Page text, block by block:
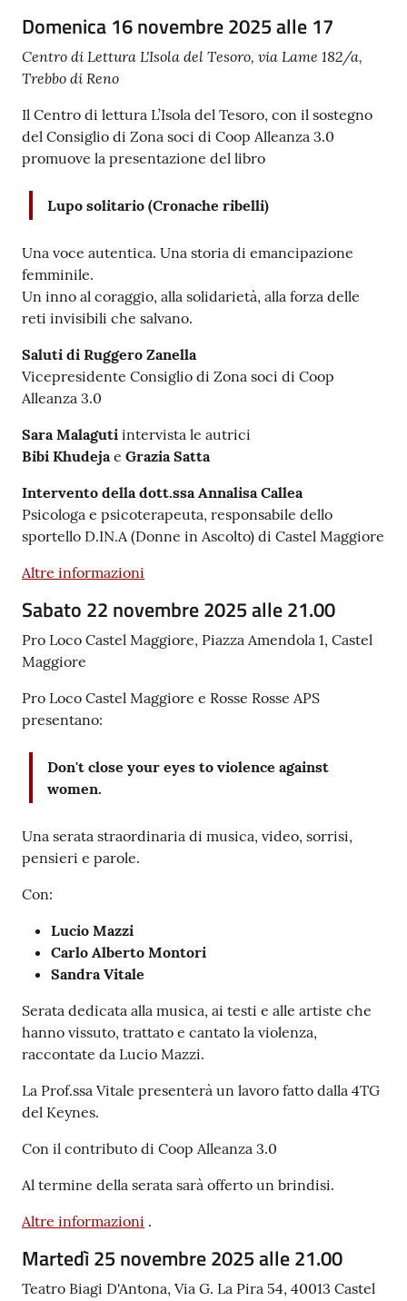
Domenica 16 novembre 2025 alle 17
Centro di Lettura L'Isola del Tesoro, via Lame 182/a,
Trebbo di Reno
Il Centro di lettura L’Isola del Tesoro, con il sostegno
del Consiglio di Zona soci di Coop Alleanza 3.0
promuove la presentazione del libro
Lupo solitario (Cronache ribelli)
Una voce autentica. Una storia di emancipazione
femminile.
Un inno al coraggio, alla solidarietà, alla forza delle
reti invisibili che salvano.
Saluti di Ruggero Zanella
Vicepresidente Consiglio di Zona soci di Coop
Alleanza 3.0
Sara Malaguti intervista le autrici
Bibi Khudejae Grazia Satta
Intervento della dott.ssa Annalisa Callea
Psicologa e psicoterapeuta, responsabile dello
sportello D.IN.A (Donne in Ascolto) di Castel Maggiore
Altre informazioni
Sabato 22 novembre 2025 alle 21.00
Pro Loco Castel Maggiore, Piazza Amendola 1, Castel
Maggiore
Pro Loco Castel Maggiore e Rosse Rosse APS
presentano:
Don't close your eyes to violence against
women.
Una serata straordinaria di musica, video, sorrisi,
pensieri e parole.
Con:
Lucio Mazzi
Carlo Alberto Montori
Sandra Vitale
Serata dedicata alla musica, ai testi e alle artiste che
hanno vissuto, trattato e cantato la violenza,
raccontate da Lucio Mazzi.
La Prof.ssa Vitale presenterà un lavoro fatto dalla 4TG
del Keynes.
Con il contributo di Coop Alleanza 3.0
Al termine della serata sarà offerto un brindisi.
Altre informazioni .
Martedì 25 novembre 2025 alle 21.00
Teatro Biagi D'Antona, Via G. La Pira 54, 40013 Castel